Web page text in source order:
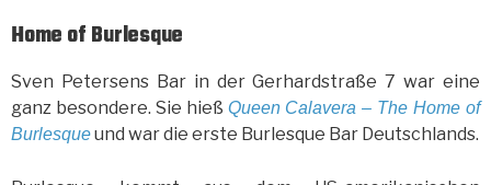
Home of Burlesque
Sven Petersens Bar in der Gerhardstraße 7 war eine
ganz besondere. Sie hieß Queen Calavera – The Home of
Burlesqueund war die erste Burlesque Bar Deutschlands.